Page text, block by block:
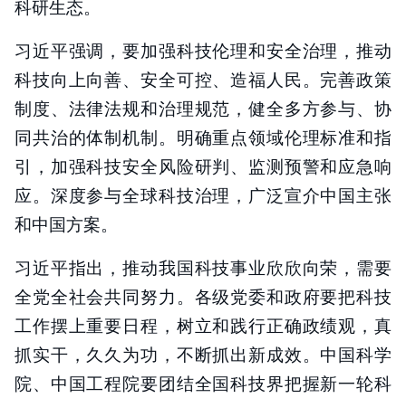
科研生态。
习近平强调，要加强科技伦理和安全治理，推动
科技向上向善、安全可控、造福人民。完善政策
制度、法律法规和治理规范，健全多方参与、协
同共治的体制机制。明确重点领域伦理标准和指
引，加强科技安全风险研判、监测预警和应急响
应。深度参与全球科技治理，广泛宣介中国主张
和中国方案。
习近平指出，推动我国科技事业欣欣向荣，需要
全党全社会共同努力。各级党委和政府要把科技
工作摆上重要日程，树立和践行正确政绩观，真
抓实干，久久为功，不断抓出新成效。中国科学
院、中国工程院要团结全国科技界把握新一轮科